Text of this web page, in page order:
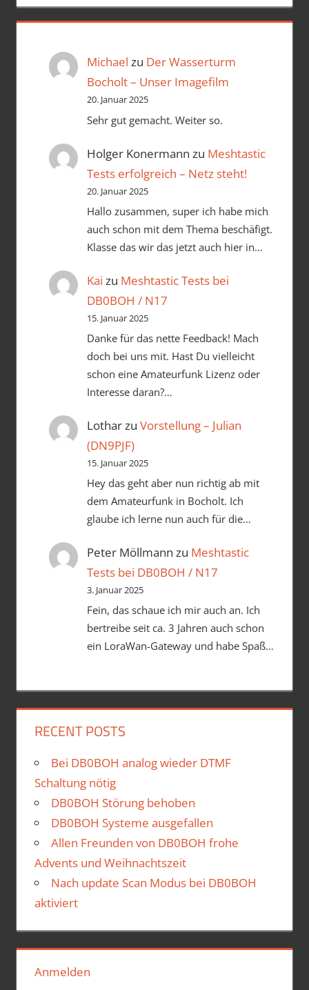
Michael zu Der Wasserturm
Bocholt – Unser Imagefilm
20. Januar 2025
Sehr gut gemacht. Weiter so.
Holger Konermann zu Meshtastic
Tests erfolgreich – Netz steht!
20. Januar 2025
Hallo zusammen, super ich habe mich
auch schon mit dem Thema beschäfigt.
Klasse das wir das jetzt auch hier in…
Kai zu Meshtastic Tests bei
DB0BOH / N17
15. Januar 2025
Danke für das nette Feedback! Mach
doch bei uns mit. Hast Du vielleicht
schon eine Amateurfunk Lizenz oder
Interesse daran?…
Lotharzu Vorstellung – Julian
(DN9PJF)
15. Januar 2025
Hey das geht aber nun richtig ab mit
dem Amateurfunk in Bocholt. Ich
glaube ich lerne nun auch für die…
Peter Möllmann zu Meshtastic
Tests bei DB0BOH / N17
3. Januar 2025
Fein, das schaue ich mir auch an. Ich
bertreibe seit ca. 3 Jahren auch schon
ein LoraWan-Gateway und habe Spaß…
RECENT POSTS
Bei DB0BOH analog wieder DTMF
Schaltung nötig
DB0BOH Störung behoben
DB0BOH Systeme ausgefallen
Allen Freunden von DB0BOH frohe
Advents und Weihnachtszeit
Nach update Scan Modus bei DB0BOH
aktiviert
Anmelden